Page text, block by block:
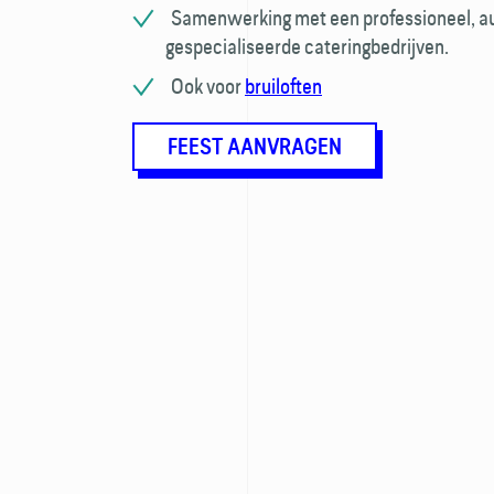
Samenwerking met een professioneel,
gespecialiseerde cateringbedrijven.
Ook voorbruiloften
FEEST AANVRAGEN